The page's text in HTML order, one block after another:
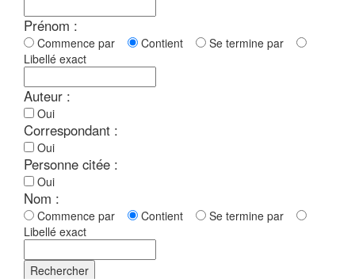
Prénom :
Commence par Contient
Se termine par
Libellé exact
Auteur :
Oui
Correspondant :
Oui
Personne citée :
Oui
Nom :
Commence par Contient
Se termine par
Libellé exact
Rechercher